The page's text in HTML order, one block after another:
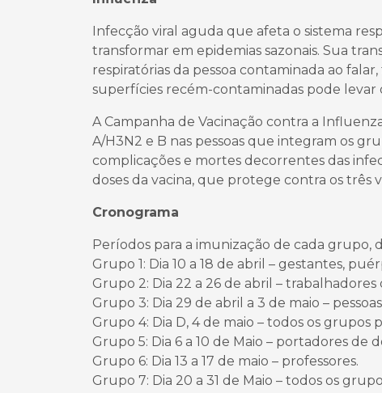
Infecção viral aguda que afeta o sistema
transformar em epidemias sazonais. Sua
respiratórias da pessoa contaminada ao
superfícies recém-contaminadas pode levar
A Campanha de Vacinação contra a
A/H3N2 e B nas pessoas que integram os
complicações e mortes decorrentes das
doses da vacina, que protege contra os três
Cronograma
Períodos para a imunização de cada grupo,
Grupo 1: Dia 10 a 18 de abril – gestantes,
Grupo 2: Dia 22 a 26 de abril – trabalhadores
Grupo 3: Dia 29 de abril a 3 de maio –
Grupo 4: Dia D, 4 de maio – todos os grupos
Grupo 5: Dia 6 a 10 de Maio – portadores de
Grupo 6: Dia 13 a 17 de maio – professores.
Grupo 7: Dia 20 a 31 de Maio – todos os